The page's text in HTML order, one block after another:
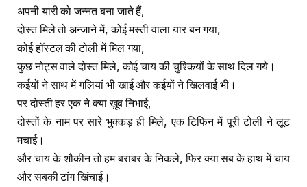
अपनी यारी को जन्नत बना जाते हैं,
दोस्त मिले तो अन्जाने में, कोई मस्ती वाला यार बन गया,
कोई हॉस्टल की टोली में मिल गया,
कुछ नोट्स वाले दोस्त मिले, कोई चाय की चुश्कियों के साथ दिल गये।
कईयों ने साथ में गलियां भी खाई और कईयों ने खिलवाई भी।
पर दोस्ती हर एक ने क्या ख़ूब निभाई,
दोस्तों के नाम पर सारे भुक्कड़ ही मिले, एक टिफिन में पूरी टोली ने लूट
मचाई।
और चाय के शौकीन तो हम बराबर के निकले, फिर क्या सब के हाथ में चाय
और सबकी टांग खिंचाई।